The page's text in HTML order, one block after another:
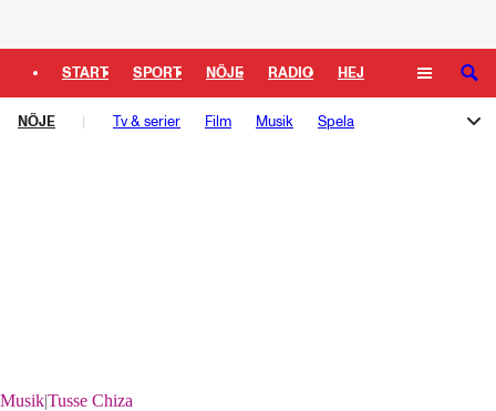
START SPORT NÖJE RADIO HEJ
TIPSA KULTUR LEDARE
SÖK
NÖJE Tv & serier Film Musik Spela
Musik|Tusse Chiza